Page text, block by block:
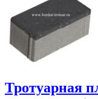
Тротуарная